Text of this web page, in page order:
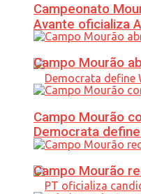
Avante oficializa
Democrata
Campeonato
Campo Mourão
Campo Mourão
Campo Mourão